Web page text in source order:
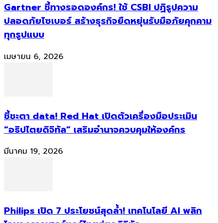
Gartner ชี้ทางรอดองค์กร! ใช้ CSBI ปฏิรูปความ
ปลอดภัยไซเบอร์ สร้างธุรกิจยืดหยุ่นรับมือภัยคุกคาม
ทุกรูปแบบ
เมษายน 6, 2026
ชี้ชะตา data! Red Hat เปิดตัวเครื่องมือประเมิน
“อธิปไตยดิจิทัล” เสริมอำนาจควบคุมให้องค์กร
มีนาคม 19, 2026
Philips เปิด 7 ประโยชน์สุดล้ำ! เทคโนโลยี AI พลิก